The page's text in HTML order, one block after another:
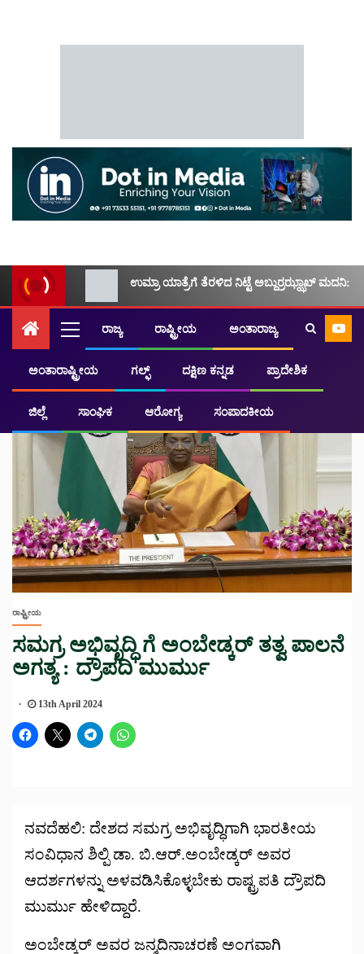
ಉಮ್ರಾ ಯಾತ್ರೆಗೆ ತೆರಳಿದ ನಿಟ್ಟೆ ಅಬ್ದುರ್ರಝ್ಝಾಖ್ ಮದನಿ:
ರಾಜ್ಯ ರಾಷ್ಟ್ರೀಯ ಅಂತಾರಾಜ್ಯ
ಅಂತಾರಾಷ್ಟ್ರೀಯ ಗಲ್ಫ್ ದಕ್ಷಿಣ ಕನ್ನಡ ಪ್ರಾದೇಶಿಕ
ಜಿಲ್ಲೆ ಸಾಂಘಿಕ ಆರೋಗ್ಯ ಸಂಪಾದಕೀಯ
ರಾಷ್ಟ್ರೀಯ
ಸಮಗ್ರ ಅಭಿವೃದ್ಧಿ ಗೆ ಅಂಬೇಡ್ಕರ್ ತತ್ವ ಪಾಲನೆ
ಅಗತ್ಯ : ದ್ರೌಪದಿ ಮುರ್ಮು
13th April 2024
ನವದೆಹಲಿ: ದೇಶದ ಸಮಗ್ರ ಅಭಿವೃದ್ಧಿಗಾಗಿ ಭಾರತೀಯ
ಸಂವಿಧಾನ ಶಿಲ್ಪಿ ಡಾ. ಬಿ.ಆರ್.ಅಂಬೇಡ್ಕರ್ ಅವರ
ಆದರ್ಶಗಳನ್ನು ಅಳವಡಿಸಿಕೊಳ್ಳಬೇಕು ರಾಷ್ಟ್ರಪತಿ ದ್ರೌಪದಿ
ಮುರ್ಮು ಹೇಳಿದ್ದಾರೆ.
ಅಂಬೇಡ್ಕರ್ ಅವರ ಜನ್ಮದಿನಾಚರಣೆ ಅಂಗವಾಗಿ